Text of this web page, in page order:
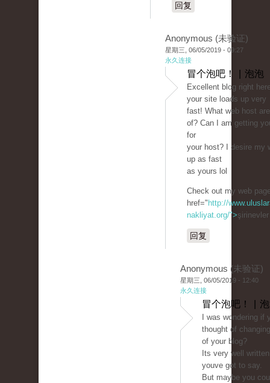
回复
Anonymous (未验证)
星期三, 06/05/2019 - 09:27
永久连接
冒个泡吧！ | 泡泡
Excellent blog right
your site loads up very
fast! What web host
of? Can I am getting
for
your host? I desire my
up as fast
as yours lol
Check out my web
href=" http://
nakliyat.org/">
回复
Anonymous (未验证)
星期三, 06/05/2019 - 12:40
永久连接
冒个泡吧！ |
I was wondering if
thought of
of your blog?
Its very well
youve got to say.
But maybe you